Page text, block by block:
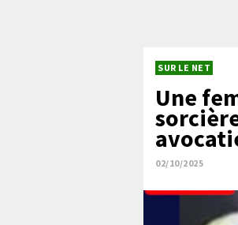
SUR LE NET
Une
02/10/2025